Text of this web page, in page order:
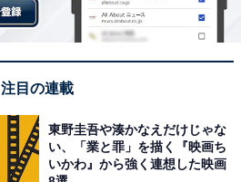
注目の連載
東野圭吾や湊かなえだけじゃな
い、「業と罪」を描く『映画ち
いかわ』から強く連想した映画